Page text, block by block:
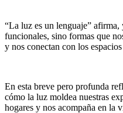
“La luz es un lenguaje”
funcionales, sino formas que
y nos conectan con los
En esta breve pero profunda
cómo la luz moldea nuestras
hogares y nos acompaña en la